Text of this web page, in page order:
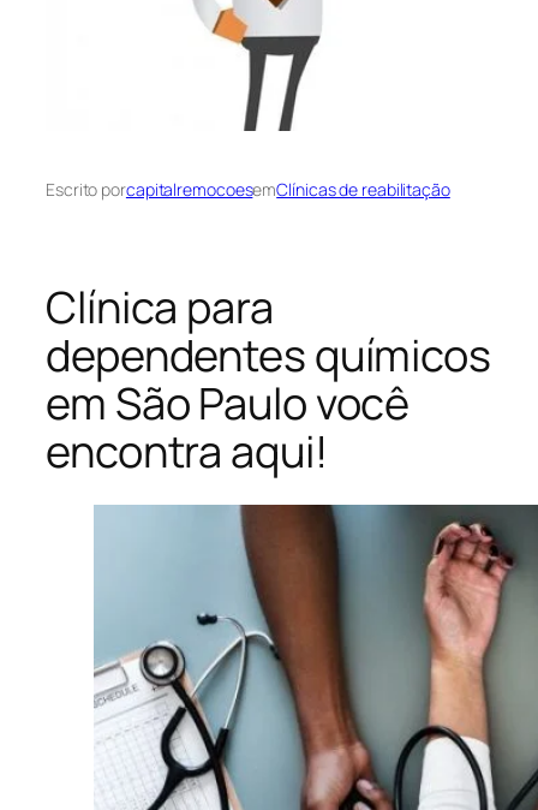
Escrito porcapitalremocoesemClínicas de reabilitação
Clínica para
dependentes químicos
em São Paulo você
encontra aqui!